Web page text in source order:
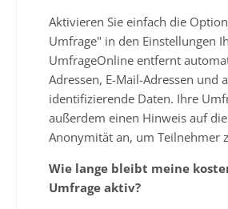
Aktivieren Sie einfach die
Umfrage" in den Einstellungen
UmfrageOnline entfernt
Adressen, E-Mail-Adressen und
identifizierende Daten. Ihre
außerdem einen Hinweis auf
Anonymität an, um Teilnehmer
Wie lange bleibt meine
Umfrage aktiv?